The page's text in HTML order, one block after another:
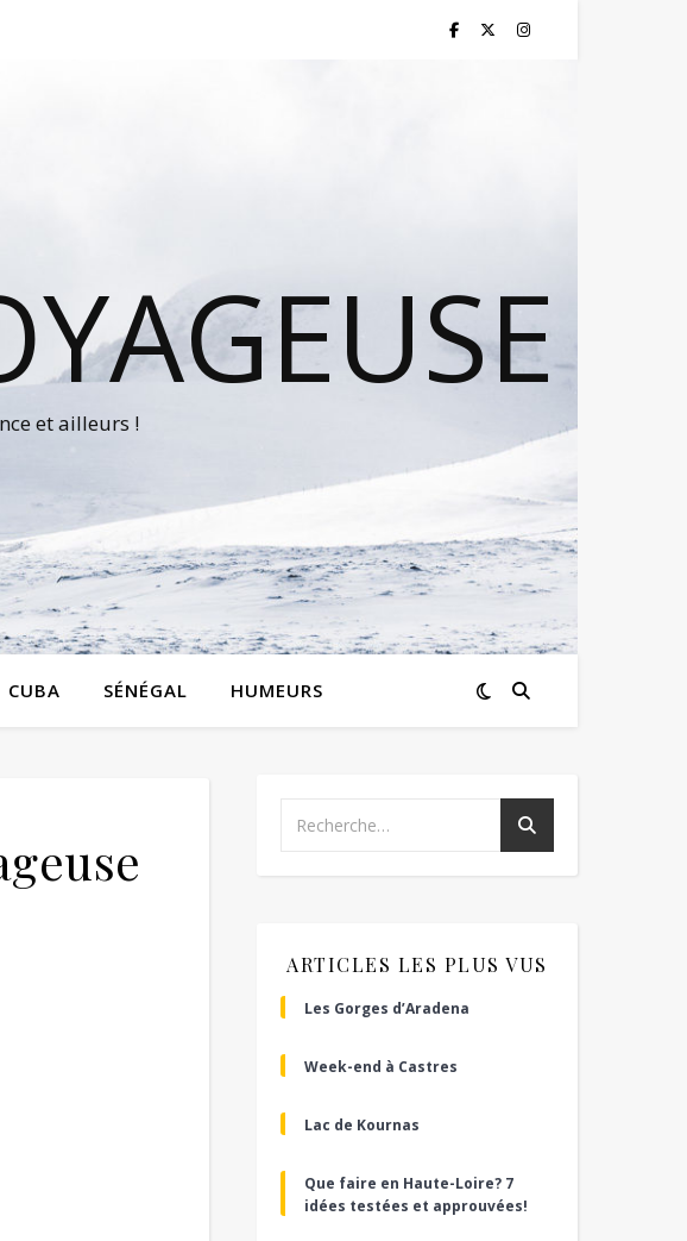
et ailleurs !
CUBA SÉNÉGAL HUMEURS
ARTICLES LES PLUS VUS
Les Gorges d’Aradena
Week-end à Castres
Lac de Kournas
Que faire en Haute-Loire? 7
idées testées et approuvées!